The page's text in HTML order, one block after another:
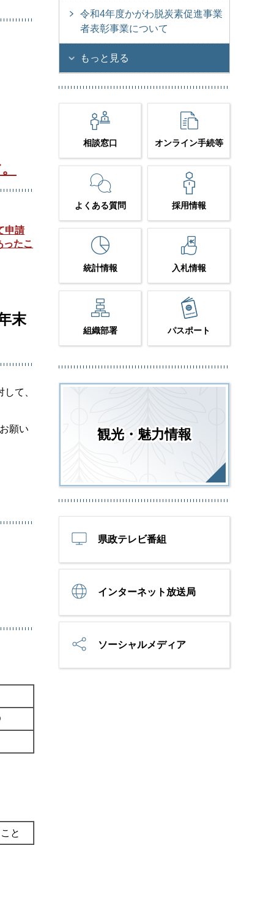
申請
たこ
末
て、
願い
と
令和4年度かがわ脱炭素促進事業
者表彰事業について
もっと見る
相談窓口 オンライン手続等
よくある質問 採用情報
統計情報 入札情報
組織部署 パスポート
観光・魅力情報
県政テレビ番組
インターネット放送局
ソーシャルメディア